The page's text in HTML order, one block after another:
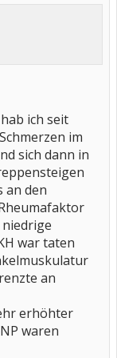
ich seit
im
sich dann in
an den
niedrige
war taten
an
erhöhter
waren